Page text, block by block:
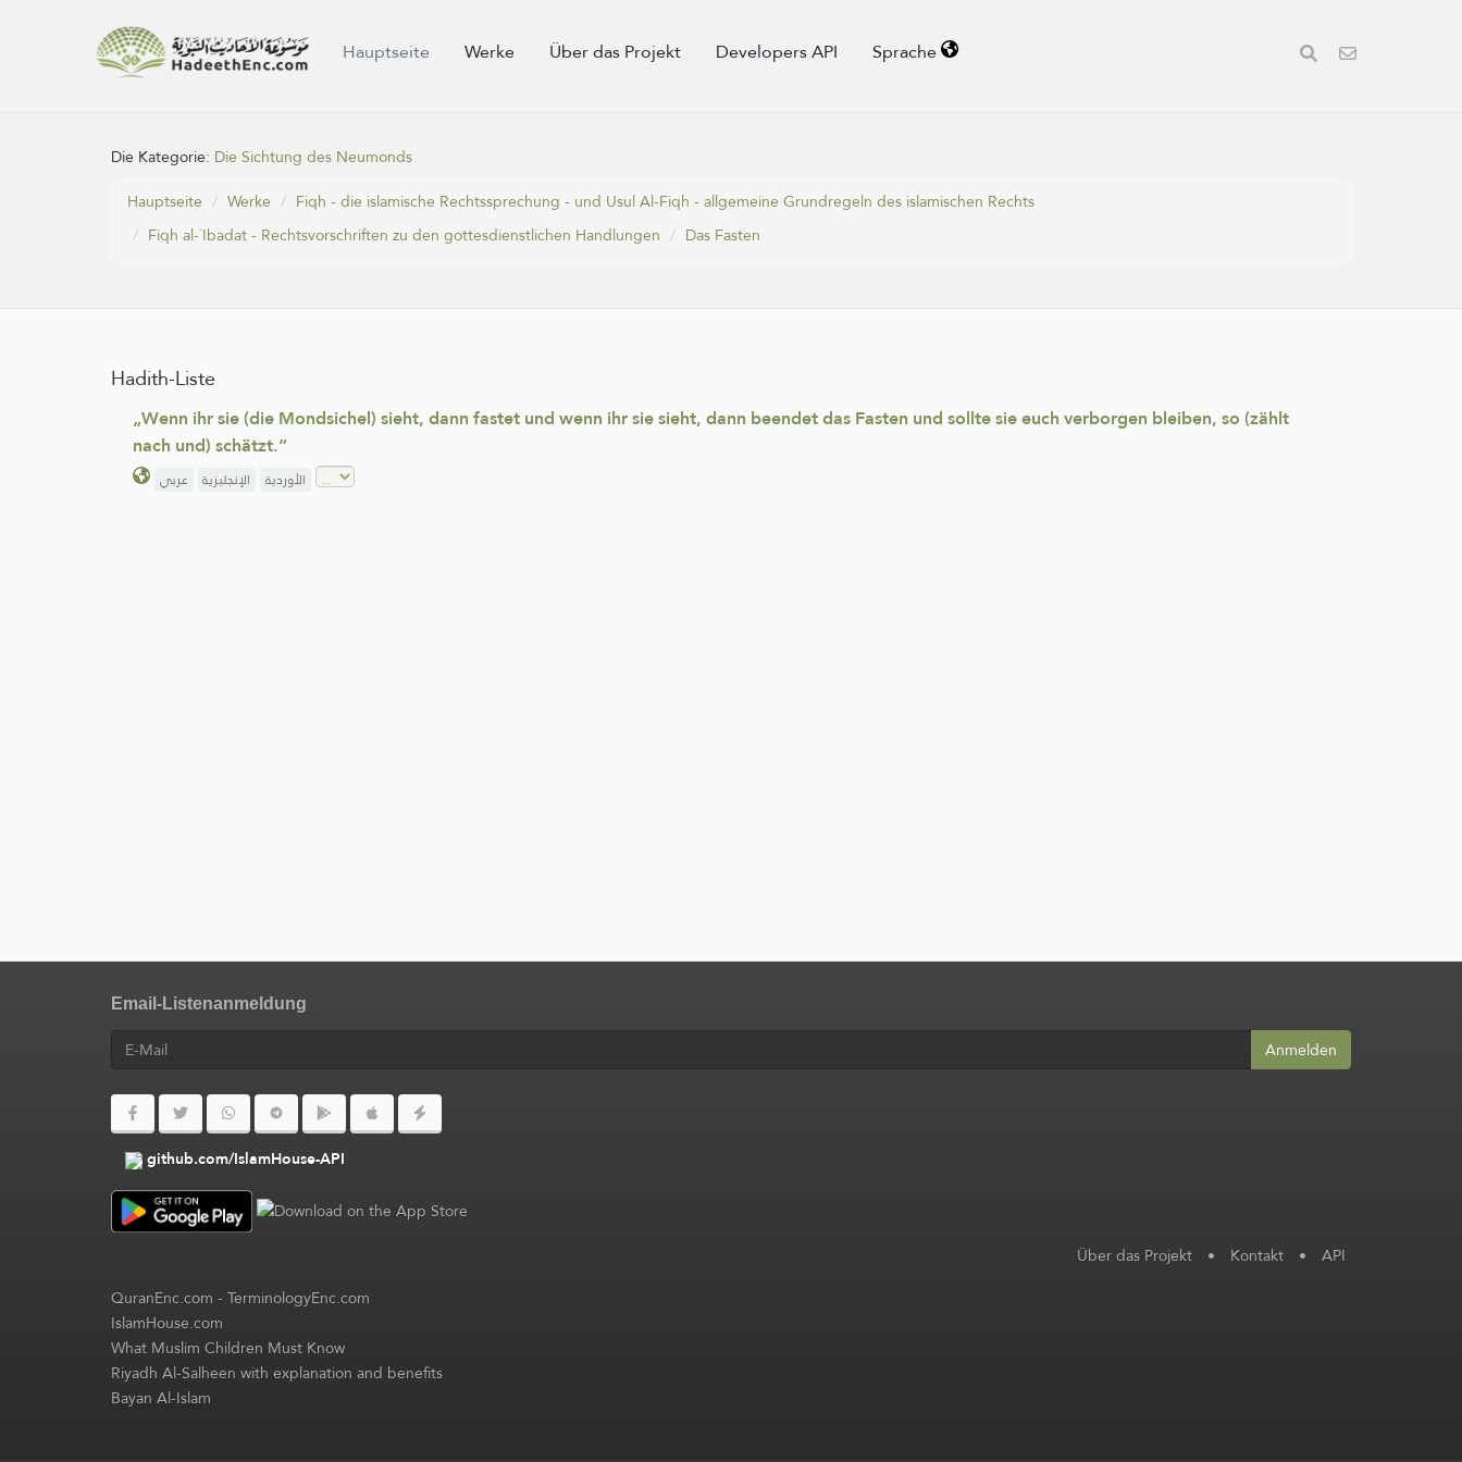
Hauptseite Werke Über das Projekt Developers API Sprache
Die Kategorie: Die Sichtung des Neumonds
Hauptseite
Werke
Fiqh - die islamische Rechtssprechung - und Usul Al-Fiqh - allgemeine Grundregeln des islamischen Rechts
Fiqh al-`Ibadat - Rechtsvorschriften zu den gottesdienstlichen Handlungen
Das Fasten
Hadith-Liste
„Wenn ihr sie (die Mondsichel) sieht, dann fastet und wenn ihr sie sieht, dann beendet das Fasten und sollte sie euch verborgen bleiben, so (zählt
nach und) schätzt.“
عربي الإنجليزية الأوردية
Email-Listenanmeldung
Anmelden
github.com/IslamHouse-API
Über das Projekt • Kontakt • API
QuranEnc.com-TerminologyEnc.com
IslamHouse.com
What Muslim Children Must Know
Riyadh Al-Salheen with explanation and benefits
Bayan Al-Islam